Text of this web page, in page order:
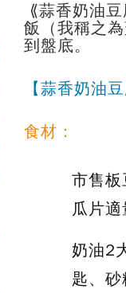
⟪蒜香奶油
飯（我稱之
到盤底。
【蒜香奶油
食材：
市售
瓜片適
奶油2
匙、